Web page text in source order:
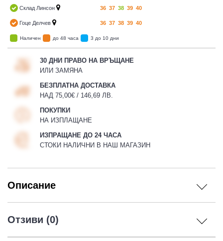
Склад Линсон 36 37 38 39 40
Гоце Делчев 36 37 38 39 40
Наличен до 48 часа 3 до 10 дни
30 ДНИ ПРАВО НА ВРЪЩАНЕ
ИЛИ ЗАМЯНА
БЕЗПЛАТНА ДОСТАВКА
НАД 75,00€ / 146,69 ЛВ.
ПОКУПКИ
НА ИЗПЛАЩАНЕ
ИЗПРАЩАНЕ ДО 24 ЧАСА
СТОКИ НАЛИЧНИ В НАШ МАГАЗИН
Описание
Отзиви (0)